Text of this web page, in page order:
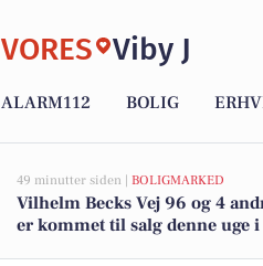
VORES Viby J
ALARM112 BOLIG
49 minutter siden | BOLIGMARKED
Vilhelm Becks Vej 96 og 4
er kommet til salg denne uge i